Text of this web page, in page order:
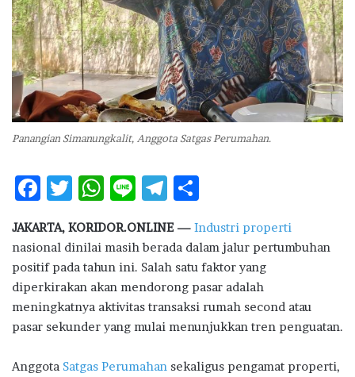
i
l
Panangian Simanungkalit, Anggota Satgas Perumahan.
F
e
b
o
o
k
T
it
te
r
W
at
s
A
p
p
Li
e
T
e
g
ra
m
ar
e
JAKARTA, KORIDOR.ONLINE — Industri properti
nasional dinilai masih berada dalam jalur pertumbuhan
positif pada tahun ini. Salah satu faktor yang
diperkirakan akan mendorong pasar adalah
meningkatnya aktivitas transaksi rumah second atau
pasar sekunder yang mulai menunjukkan tren penguatan.
Anggota Satgas Perumahan sekaligus pengamat properti,